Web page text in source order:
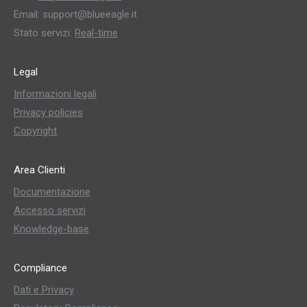
Email: support@blueeagle.it
Stato servizi: Real-time
Legal
Informazioni legali
Privacy policies
Copyright
Area Clienti
Documentazione
Accesso servizi
Knowledge-base
Compliance
Dati e Privacy